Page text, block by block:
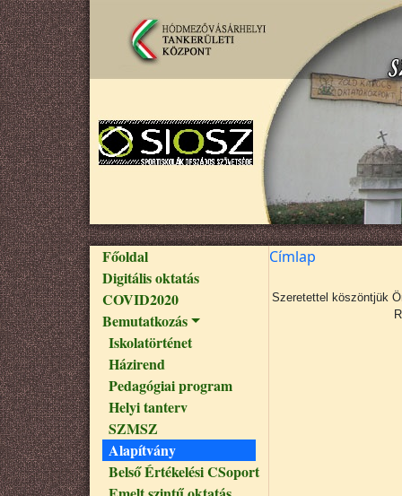
Ugrás a tartalomra
Fő navigáció
Főoldal
Digitális oktatás
COVID2020
Bemutatkozás
Iskolatörténet
Házirend
Pedagógiai program
Helyi tanterv
SZMSZ
Alapítvány
Belső Értékelési CSoport
Címlap
Szeretettel köszöntjük